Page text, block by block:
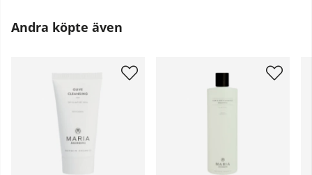
Andra köpte även